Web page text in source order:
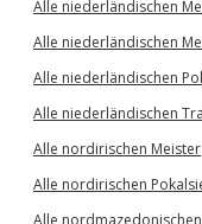
Alle niederländischen
Alle niederländischen
Alle niederländischen
Alle niederländischen
Alle nordirischen Meister
Alle nordirischen
Alle